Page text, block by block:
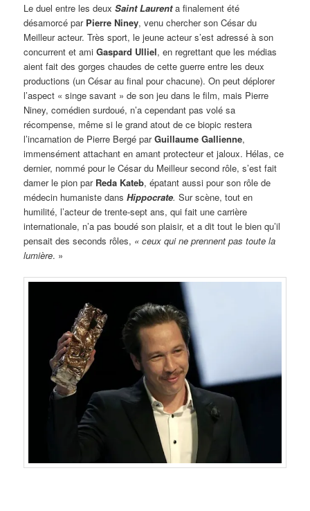
Le duel entre les deuxSaint Laurenta finalement été
désamorcé par Pierre Niney, venu chercher son César du
Meilleur acteur. Très sport, le jeune acteur s’est adressé à son
concurrent et amiGaspard Ulliel, en regrettant que les médias
aient fait des gorges chaudes de cette guerre entre les deux
productions (un César au final pour chacune). On peut déplorer
l’aspect « singe savant » de son jeu dans le film, mais Pierre
Niney, comédien surdoué, n’a cependant pas volé sa
récompense, même si le grand atout de ce biopic restera
l’incarnation de Pierre Bergé parGuillaume Gallienne,
immensément attachant en amant protecteur et jaloux. Hélas, ce
dernier, nommé pour le César du Meilleur second rôle, s’est fait
damer le pion par Reda Kateb, épatant aussi pour son rôle de
médecin humaniste dansHippocrate.Sur scène, tout en
humilité, l’acteur de trente-sept ans, qui fait une carrière
internationale, n’a pas boudé son plaisir, et a dit tout le bien qu’il
pensait des seconds rôles, « ceux qui ne prennent pas toute la
lumière. »